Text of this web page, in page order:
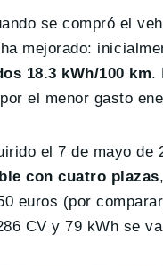
se compró el
mejorado:
18.3 kWh/100 km.
el menor gasto
el 7 de mayo de
con cuatro plazas
euros (por
CV y 79 kWh se